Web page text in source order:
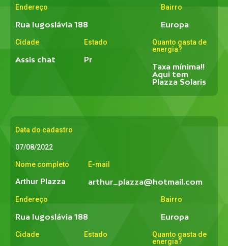
Endereço
Rua Iugoslávia 188
Bairro
Europa
Cidade
Assis chat
Estado
Pr
Quanto gasta de
energia?
Taxa mínima!!
Aqui tem
Plazza Solaris
Data do cadastro
07/08/2022
Nome completo
Arthur Plazza
E-mail
arthur_plazza@hotmail.com
Endereço
Rua Iugoslávia 188
Bairro
Europa
Cidade Estado
Quanto gasta de
energia?